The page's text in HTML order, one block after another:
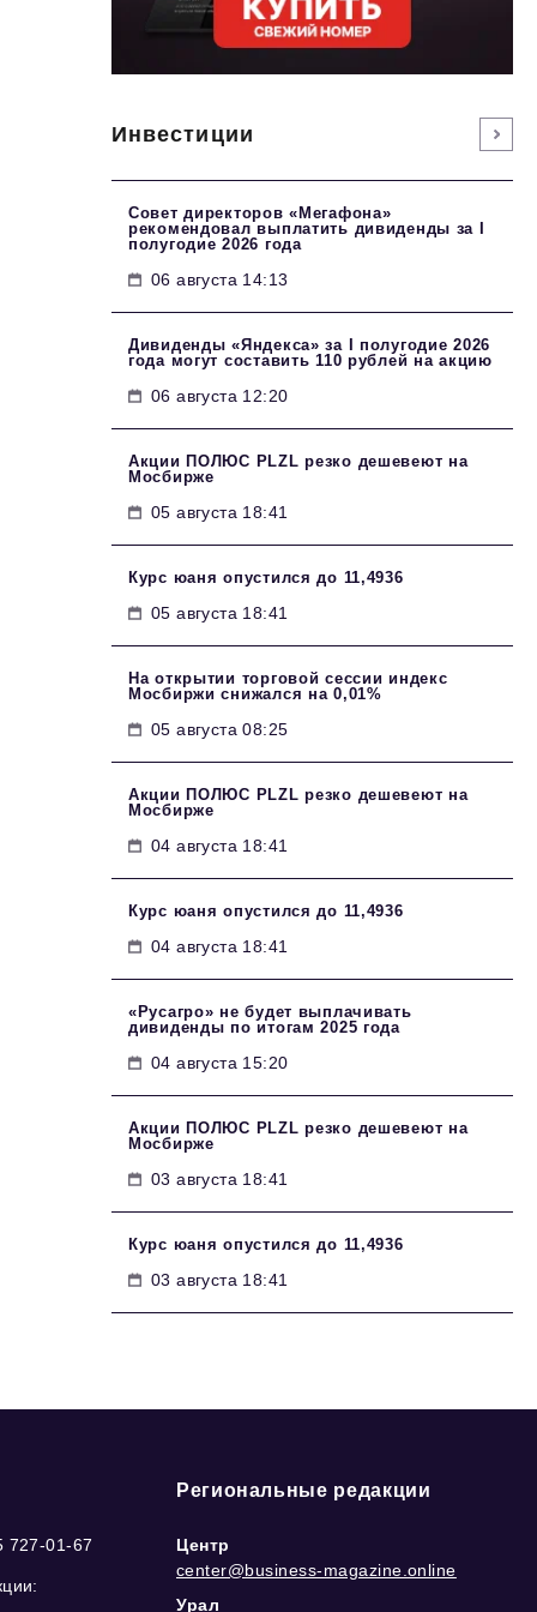
Инвестиции
Совет директоров «Мегафона»
рекомендовал выплатить дивиденды за I
полугодие 2026 года
06 августа 14:13
Дивиденды «Яндекса» за I полугодие 2026
года могут составить 110 рублей на акцию
06 августа 12:20
Акции ПОЛЮС PLZL резко дешевеют на
Мосбирже
05 августа 18:41
Курс юаня опустился до 11,4936
05 августа 18:41
На открытии торговой сессии индекс
Мосбиржи снижался на 0,01%
05 августа 08:25
Акции ПОЛЮС PLZL резко дешевеют на
Мосбирже
04 августа 18:41
Курс юаня опустился до 11,4936
04 августа 18:41
«Русагро» не будет выплачивать
дивиденды по итогам 2025 года
04 августа 15:20
Акции ПОЛЮС PLZL резко дешевеют на
Мосбирже
03 августа 18:41
Курс юаня опустился до 11,4936
03 августа 18:41
727-01-67
Региональные редакции
Центр
center@business-magazine.online
Урал